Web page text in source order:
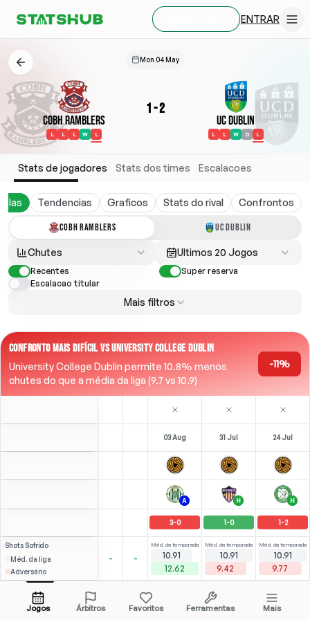
ENTRAR
Mon 04 May
Cobh Ramblers
L L L W L
1-2
UC Dublin
L L W D L
Stats de jogadores Stats dos times Escalacoes
Tendencias Graficos Stats do rival Confrontos
COBH RAMBLERS UC DUBLIN
Chutes Ultimos 20 Jogos
Recentes
Super reserva
Escalacao titular
Mais filtros
CONFRONTO MAIS DIFÍCIL VS UNIVERSITY COLLEGE DUBLIN
University College Dublin permite 10.8% menos
chutes do que a média da liga (9.7 vs 10.9)
-11%
03 Aug 31 Jul 24 Jul
A H H
3-0 1-0 1-2
Shots Sofrido
Méd. da liga
Adversário
- -
Méd. da temporada
10.91
12.62
Méd. da temporada
10.91
9.42
Méd. da temporada
10.91
9.77
S. Griffin Abrir menu 1.56
84' Bench RCDM-
2
CAM
Jogos Árbitros Favoritos Ferramentas Mais